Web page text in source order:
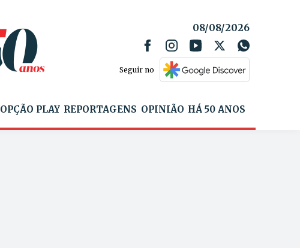
08/08/2026
Seguir no
OPÇÃO PLAY REPORTAGENS OPINIÃO HÁ 50 ANOS